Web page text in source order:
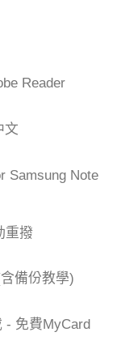
Reader
文
Samsung Note
重撥
備份教學)
- 免費MyCard